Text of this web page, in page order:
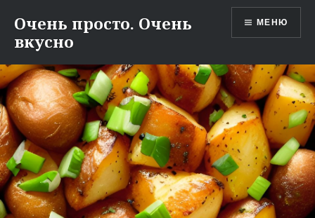
содержимому
Очень просто. Очень
вкусно
МЕНЮ